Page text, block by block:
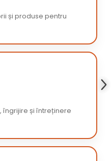
și produse pentru
îngrijire și întreținere